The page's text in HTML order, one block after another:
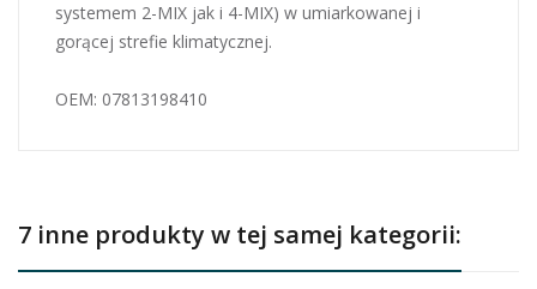
systemem 2-MIX jak i 4-MIX) w umiarkowanej i
gorącej strefie klimatycznej.
OEM: 07813198410
7 inne produkty w tej samej kategorii: